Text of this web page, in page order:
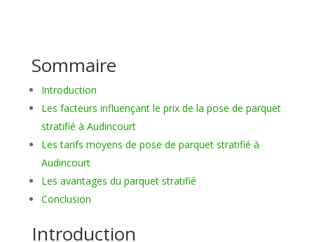
Sommaire
Introduction
Les facteurs influençant le prix de la pose de parquet
stratifié à Audincourt
Les tarifs moyens de pose de parquet stratifié à
Audincourt
Les avantages du parquet stratifié
Conclusion
Introduction